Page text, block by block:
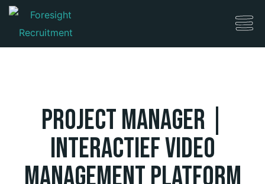
Project Manager |
Interactief Video
Management Platform